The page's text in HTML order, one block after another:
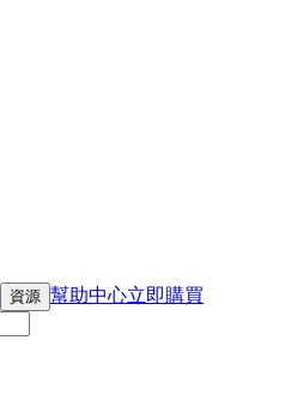
資源 幫助中心立即購買